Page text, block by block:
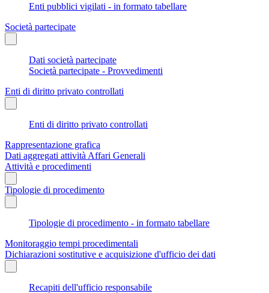
Enti pubblici vigilati - in formato tabellare
Società partecipate
Dati società partecipate
Società partecipate - Provvedimenti
Enti di diritto privato controllati
Enti di diritto privato controllati
Rappresentazione grafica
Dati aggregati attività Affari Generali
Attività e procedimenti
Tipologie di procedimento
Tipologie di procedimento - in formato tabellare
Monitoraggio tempi procedimentali
Dichiarazioni sostitutive e acquisizione d'ufficio dei dati
Recapiti dell'ufficio responsabile